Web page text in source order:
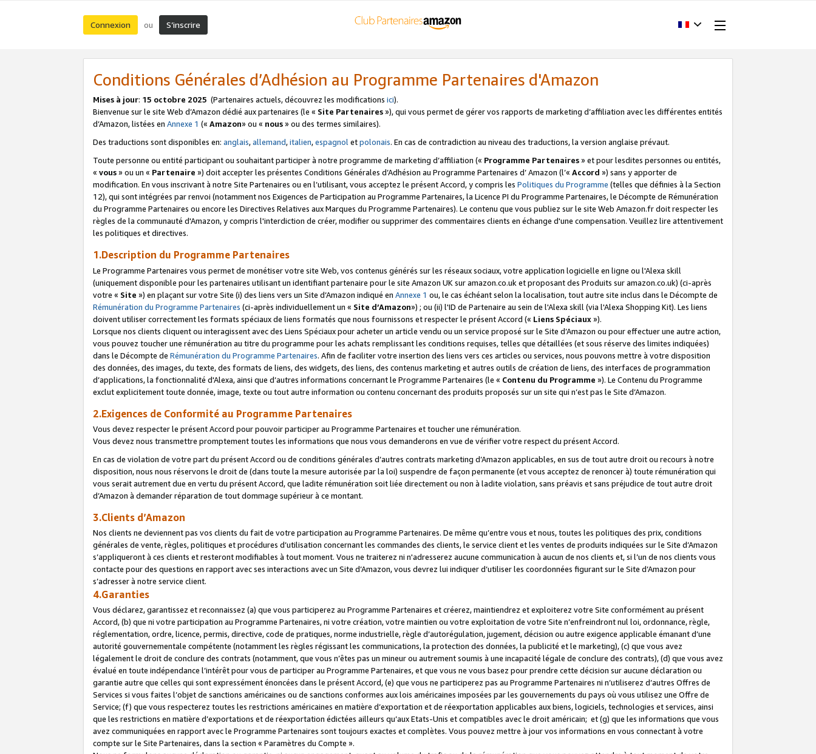
Connexion ou S’inscrire
Conditions Générales d’Adhésion au Programme Partenaires d'Amazon
Mises à jour: 15 octobre 2025 (Partenaires actuels, découvrez les modifications ici).
Bienvenue sur le site Web d’Amazon dédié aux partenaires (le « Site Partenaires»), qui vous permet de gérer vos rapports de marketing d’affiliation avec les différentes entités
d’Amazon, listées en Annexe 1 (« Amazon» ou « nous» ou des termes similaires).
Des traductions sont disponibles en: anglais,allemand,italien,espagnoletpolonais. En cas de contradiction au niveau des traductions, la version anglaise prévaut.
Toute personne ou entité participant ou souhaitant participer à notre programme de marketing d’affiliation (« Programme Partenaires» et pour lesdites personnes ou entités,
« vous» ou un « Partenaire ») doit accepter les présentes Conditions Générales d’Adhésion au Programme Partenaires d’ Amazon (l’« Accord ») sans y apporter de
modification. En vous inscrivant à notre Site Partenaires ou en l’utilisant, vous acceptez le présent Accord, y compris les Politiques du Programme (telles que définies à la Section
12), qui sont intégrées par renvoi (notamment nos Exigences de Participation au Programme Partenaires, la Licence PI du Programme Partenaires, le Décompte de Rémunération
du Programme Partenaires ou encore les Directives Relatives aux Marques du Programme Partenaires). Le contenu que vous publiez sur le site Web Amazon.fr doit respecter les
règles de la communauté d'Amazon, y compris l'interdiction de créer, modifier ou supprimer des commentaires clients en échange d'une compensation. Veuillez lire attentivement
les politiques et directives.
1.Description du Programme Partenaires
Le Programme Partenaires vous permet de monétiser votre site Web, vos contenus générés sur les réseaux sociaux, votre application logicielle en ligne ou l'Alexa skill
(uniquement disponible pour les partenaires utilisant un identifiant partenaire pour le site Amazon UK sur amazon.co.uk et proposant des Produits sur amazon.co.uk) (ci-après
votre « Site ») en plaçant sur votre Site (i) des liens vers un Site d’Amazon indiqué en Annexe 1 ou, le cas échéant selon la localisation, tout autre site inclus dans le Décompte de
Rémunération du Programme Partenaires (ci-après individuellement un « Site d’Amazon») ; ou (ii) l'ID de Partenaire au sein de l'Alexa skill (via l'Alexa Shopping Kit). Les liens
doivent utiliser correctement les formats spéciaux de liens formatés que nous fournissons et respecter le présent Accord (« Liens Spéciaux»).
Lorsque nos clients cliquent ou interagissent avec des Liens Spéciaux pour acheter un article vendu ou un service proposé sur le Site d’Amazon ou pour effectuer une autre action,
vous pouvez toucher une rémunération au titre du programme pour les achats remplissant les conditions requises, telles que détaillées (et sous réserve des limites indiquées)
dans le Décompte de Rémunération du Programme Partenaires. Afin de faciliter votre insertion des liens vers ces articles ou services, nous pouvons mettre à votre disposition
des données, des images, du texte, des formats de liens, des widgets, des liens, des contenus marketing et autres outils de création de liens, des interfaces de programmation
d’applications, la fonctionnalité d'Alexa, ainsi que d’autres informations concernant le Programme Partenaires (le « Contenu du Programme »). Le Contenu du Programme
exclut explicitement toute donnée, image, texte ou tout autre information ou contenu concernant des produits proposés sur un site qui n’est pas le Site d’Amazon.
2.Exigences de Conformité au Programme Partenaires
Vous devez respecter le présent Accord pour pouvoir participer au Programme Partenaires et toucher une rémunération.
Vous devez nous transmettre promptement toutes les informations que nous vous demanderons en vue de vérifier votre respect du présent Accord.
En cas de violation de votre part du présent Accord ou de conditions générales d’autres contrats marketing d’Amazon applicables, en sus de tout autre droit ou recours à notre
disposition, nous nous réservons le droit de (dans toute la mesure autorisée par la loi) suspendre de façon permanente (et vous acceptez de renoncer à) toute rémunération qui
vous serait autrement due en vertu du présent Accord, que ladite rémunération soit liée directement ou non à ladite violation, sans préavis et sans préjudice de tout autre droit
d’Amazon à demander réparation de tout dommage supérieur à ce montant.
3.Clients d’Amazon
Nos clients ne deviennent pas vos clients du fait de votre participation au Programme Partenaires. De même qu’entre vous et nous, toutes les politiques des prix, conditions
générales de vente, règles, politiques et procédures d’utilisation concernant les commandes des clients, le service client et les ventes de produits indiquées sur le Site d’Amazon
s’appliqueront à ces clients et resteront modifiables à tout moment. Vous ne traiterez ni n'adresserez aucune communication à aucun de nos clients et, si l’un de nos clients vous
contacte pour des questions en rapport avec ses interactions avec un Site d’Amazon, vous devrez lui indiquer d’utiliser les coordonnées figurant sur le Site d’Amazon pour
s’adresser à notre service client.
4.Garanties
Vous déclarez, garantissez et reconnaissez (a) que vous participerez au Programme Partenaires et créerez, maintiendrez et exploiterez votre Site conformément au présent
Accord, (b) que ni votre participation au Programme Partenaires, ni votre création, votre maintien ou votre exploitation de votre Site n’enfreindront nul loi, ordonnance, règle,
réglementation, ordre, licence, permis, directive, code de pratiques, norme industrielle, règle d’autorégulation, jugement, décision ou autre exigence applicable émanant d’une
autorité gouvernementale compétente (notamment les règles régissant les communications, la protection des données, la publicité et le marketing), (c) que vous avez
légalement le droit de conclure des contrats (notamment, que vous n’êtes pas un mineur ou autrement soumis à une incapacité légale de conclure des contrats), (d) que vous avez
évalué en toute indépendance l’intérêt pour vous de participer au Programme Partenaires, et que vous ne vous basez pour prendre cette décision sur aucune déclaration ou
garantie autre que celles qui sont expressément énoncées dans le présent Accord, (e) que vous ne participerez pas au Programme Partenaires ni n’utiliserez d’autres Offres de
Services si vous faites l’objet de sanctions américaines ou de sanctions conformes aux lois américaines imposées par les gouvernements du pays où vous utilisez une Offre de
Service; (f) que vous respecterez toutes les restrictions américaines en matière d’exportation et de réexportation applicables aux biens, logiciels, technologies et services, ainsi
que les restrictions en matière d’exportations et de réexportation édictées ailleurs qu’aux Etats-Unis et compatibles avec le droit américain; et (g) que les informations que vous
avez communiquées en rapport avec le Programme Partenaires sont toujours exactes et complètes. Vous pouvez mettre à jour vos informations en vous connectant à votre
compte sur le Site Partenaires, dans la section « Paramètres du Compte ».